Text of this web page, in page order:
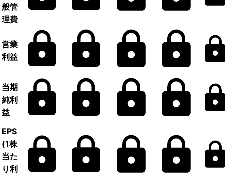
般管
理費
営業
利益
当期
純利
益
EPS
(1株
当た
り利